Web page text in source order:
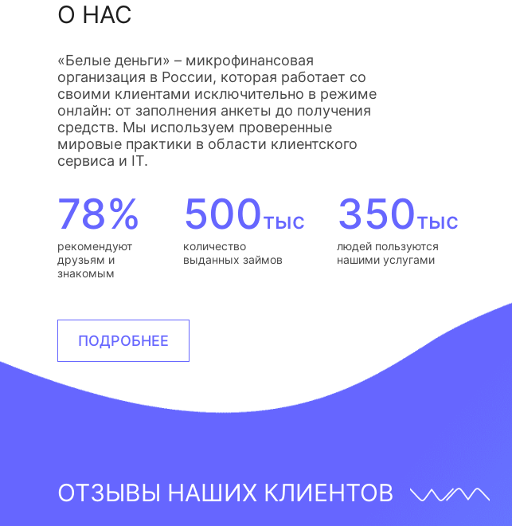
О НАС
«Белые деньги» – микрофинансовая
организация в России, которая работает со
своими клиентами исключительно в режиме
онлайн: от заполнения анкеты до получения
средств. Мы используем проверенные
мировые практики в области клиентского
сервиса и IT.
78%
рекомендуют
друзьям и
знакомым
500тыс
количество
выданных займов
350тыс
людей пользуются
нашими услугами
ПОДРОБНЕЕ
ОТЗЫВЫ НАШИХ КЛИЕНТОВ